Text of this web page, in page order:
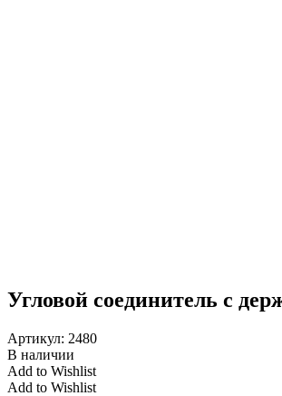
Угловой соединитель с
Артикул: 2480
В наличии
Add to Wishlist
Add to Wishlist